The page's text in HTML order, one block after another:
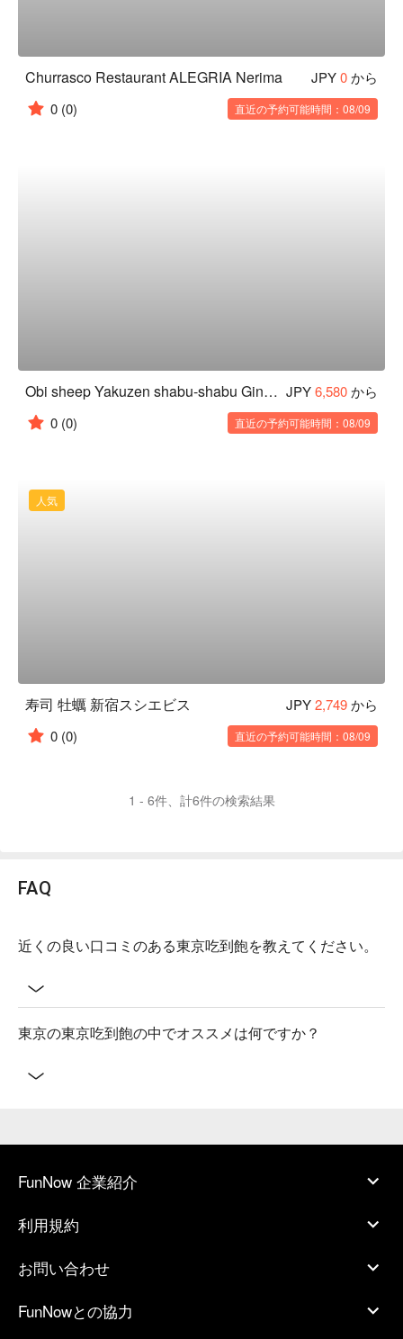
Churrasco Restaurant ALEGRIA Nerima JPY0から
0 (0) 直近の予約可能時間：08/09
Obi sheep Yakuzen shabu-shabu Ginza branch JPY6,580から
0 (0) 直近の予約可能時間：08/09
人気
寿司 牡蠣 新宿スシエビス JPY2,749から
0 (0) 直近の予約可能時間：08/09
1 - 6件、計6件の検索結果
FAQ
近くの良い口コミのある東京吃到飽を教えてください。
東京の東京吃到飽の中でオススメは何ですか？
FunNow 企業紹介
利用規約
お問い合わせ
FunNowとの協力